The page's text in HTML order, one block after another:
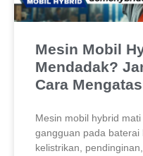
Mesin Mobil
Mendadak?
Cara
Mesin mobil hybrid
gangguan pada baterai
kelistrikan,